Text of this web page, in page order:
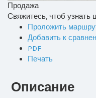
Продажа
Свяжитесь, чтоб узнать
Проложить
Добавить к
PDF
Печать
Описание